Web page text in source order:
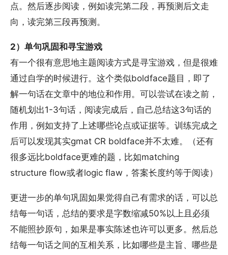
点。然后逐步阅读，例如读完第二段，再预测后文走
向，读完第三段再预测。
2）单句巩固和寻宝游戏
有一个很有意思地主题阅读方式是寻宝游戏，但是很难
通过自学的时候进行。这个类似boldface题目，即了
解一句话在文章中的地位和作用。可以尝试在读之前，
随机划出1-3句话，阅读完成后，自己总结这3句话的
作用，例如支持了上述哪些论点或证据等。训练完成之
后可以发现其实gmat CR boldface并不太难。（还有
很多远比boldface更难的题，比如matching
structure flow或者logic flaw，答案长度约等于阅读）
更进一步的单句巩固如果觉得自己有需求的话，可以总
结每一句话，总结的要求是字数缩减50%以上且必须
不能照抄原句，如果是事实陈述也许可以更多。然后总
结每一句话之间的互相关系，比如哪些是主旨、哪些是